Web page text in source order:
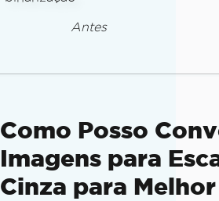
Antes
Como Posso
Imagens para
Cinza para